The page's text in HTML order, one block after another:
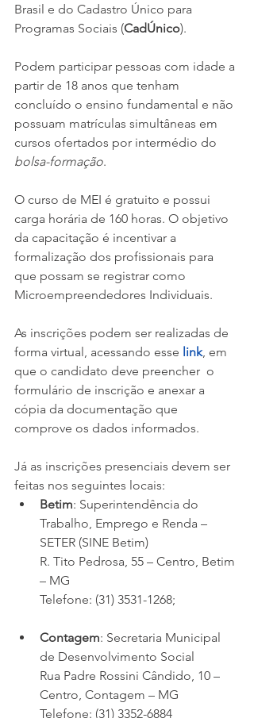
Brasil e do Cadastro Único para
Programas Sociais (CadÚnico).
Podem participar pessoas com idade a
partir de 18 anos que tenham
concluído o ensino fundamental e não
possuam matrículas simultâneas em
cursos ofertados por intermédio do
bolsa-formação.
O curso de MEI é gratuito e possui
carga horária de 160 horas. O objetivo
da capacitação é incentivar a
formalização dos profissionais para
que possam se registrar como
Microempreendedores Individuais.
As inscrições podem ser realizadas de
forma virtual, acessando esse link, em
que o candidato deve preencher  o
formulário de inscrição e anexar a
cópia da documentação que
comprove os dados informados.
Já as inscrições presenciais devem ser
feitas nos seguintes locais:
Betim: Superintendência do
Trabalho, Emprego e Renda –
SETER (SINE Betim)
R. Tito Pedrosa, 55 – Centro, Betim
– MG
Telefone: (31) 3531-1268;
Contagem: Secretaria Municipal
de Desenvolvimento Social
Rua Padre Rossini Cândido, 10 –
Centro, Contagem – MG
Telefone: (31) 3352-6884